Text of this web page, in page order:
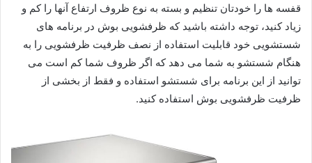
قفسه ها را خودتان تنظیم و بسته به نوع ظروف ارتفاع آنها را کم و
زیاد کنید، توجه داشته باشید که ظرفشویی بوش در برنامه های
شستشویی خود قابلیت استفاده از نصف ظرفیت ظرفشویی را به
هنگام شستشو به شما می دهد که اگر ظروف شما کم است می
توانید از این برنامه برای شستشو استفاده و فقط از بخشی از
ظرفیت ظرفشویی بوش استفاده کنید.